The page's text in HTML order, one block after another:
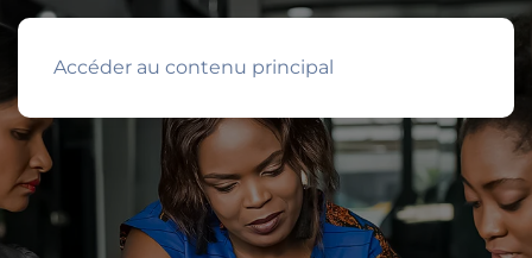
Accéder au contenu principal